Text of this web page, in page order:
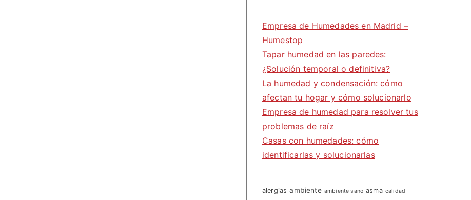
Empresa de Humedades en Madrid –
Humestop
Tapar humedad en las paredes:
¿Solución temporal o definitiva?
La humedad y condensación: cómo
afectan tu hogar y cómo solucionarlo
Empresa de humedad para resolver tus
problemas de raíz
Casas con humedades: cómo
identificarlas y solucionarlas
alergias ambiente ambiente sano asma calidad